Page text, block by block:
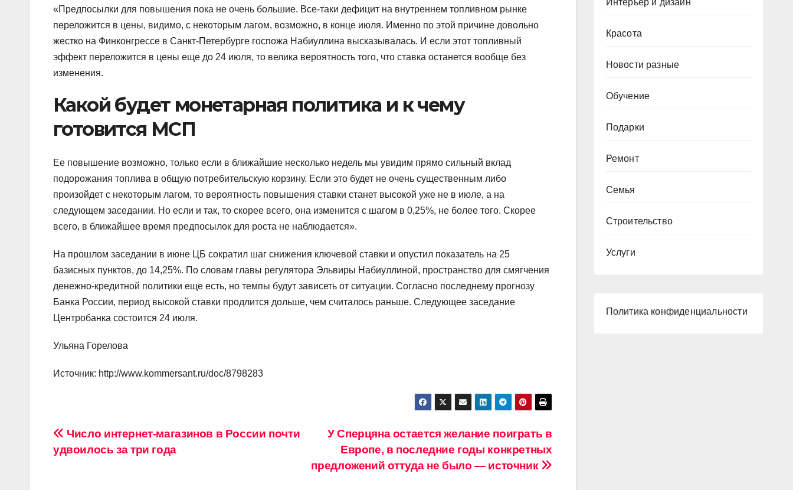
«Предпосылки для повышения пока не очень большие. Все-таки дефицит на внутреннем топливном рынке
переложится в цены, видимо, с некоторым лагом, возможно, в конце июля. Именно по этой причине довольно
жестко на Финконгрессе в Санкт-Петербурге госпожа Набиуллина высказывалась. И если этот топливный
эффект переложится в цены еще до 24 июля, то велика вероятность того, что ставка останется вообще без
изменения.
Какой будет монетарная политика и к чему
готовится МСП
Ее повышение возможно, только если в ближайшие несколько недель мы увидим прямо сильный вклад
подорожания топлива в общую потребительскую корзину. Если это будет не очень существенным либо
произойдет с некоторым лагом, то вероятность повышения ставки станет высокой уже не в июле, а на
следующем заседании. Но если и так, то скорее всего, она изменится с шагом в 0,25%, не более того. Скорее
всего, в ближайшее время предпосылок для роста не наблюдается».
На прошлом заседании в июне ЦБ сократил шаг снижения ключевой ставки и опустил показатель на 25
базисных пунктов, до 14,25%. По словам главы регулятора Эльвиры Набиуллиной, пространство для смягчения
денежно-кредитной политики еще есть, но темпы будут зависеть от ситуации. Согласно последнему прогнозу
Банка России, период высокой ставки продлится дольше, чем считалось раньше. Следующее заседание
Центробанка состоится 24 июля.
Ульяна Горелова
Источник: http://www.kommersant.ru/doc/8798283
Навигация
по
У Сперцяна остается желание поиграть в
Европе, в последние годы конкретных
предложений оттуда не было — источник
Число интернет‑магазинов в России почти
удвоилось за три года
Интерьер и дизайн
Красота
Новости разные
Обучение
Подарки
Ремонт
Семья
Строительство
Услуги
Политика конфиденциальности